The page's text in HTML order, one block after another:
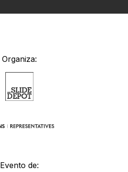
Organiza:
Evento de: